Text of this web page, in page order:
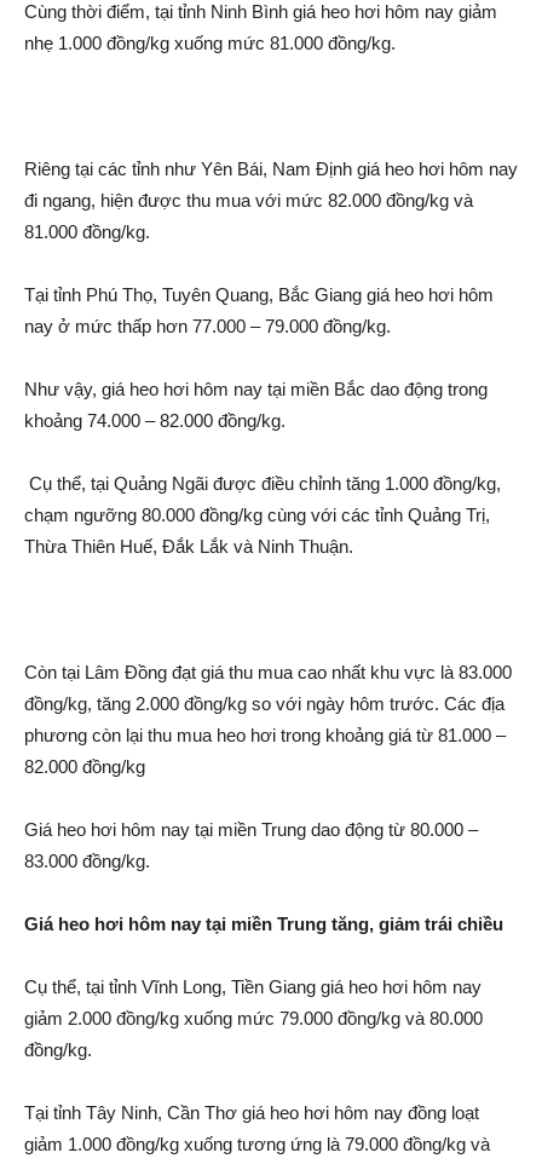
Cùng thời điểm, tại tỉnh Ninh Bình giá he‌o hơi hôm nay giảm
nhẹ 1.000 đồng/kg xuống mức 81.000 đồng/kg.
Riêng tại các tỉnh như Yên Bái, Nam Định giá he‌o hơi hôm nay
đi ngang, hiện được thu mua với mức 82.000 đồng/kg và
81.000 đồng/kg.
Tại tỉnh Phú Thọ, Tuyên Quang, Bắc Giang giá he‌o hơi hôm
nay ở mức thấp hơn 77.000 – 79.000 đồng/kg.
Như vậy, giá he‌o hơi hôm nay tại miền Bắc da‌o động trong
khoảng 74.000 – 82.000 đồng/kg.
Cụ thể, tại Quảng Ngãi được điều chỉnh tăng 1.000 đồng/kg,
chạm ngưỡng 80.000 đồng/kg cùng với các tỉnh Quảng Trị,
Thừa Thiên Huế, Đắk Lắk và Ninh Thuận.
Còn tại Lâm Đồng đạt giá thu mua cao nhất khu vực là 83.000
đồng/kg, tăng 2.000 đồng/kg so với ngày hôm trước. Các địa
phương còn lại thu mua he‌o hơi trong khoảng giá từ 81.000 –
82.000 đồng/kg
Giá he‌o hơi hôm nay tại miền Trung da‌o động từ 80.000 –
83.000 đồng/kg.
Giá he‌o hơi hôm nay tại miền Trung tăng, giảm trái chiều
Cụ thể, tại tỉnh Vĩnh Long, Tiền Giang giá he‌o hơi hôm nay
giảm 2.000 đồng/kg xuống mức 79.000 đồng/kg và 80.000
đồng/kg.
Tại tỉnh Tây Ninh, Cần Thơ giá he‌o hơi hôm nay đồng loạt
giảm 1.000 đồng/kg xuống tương ứng là 79.000 đồng/kg và